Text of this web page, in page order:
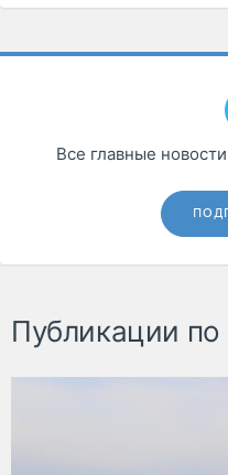
Все главные
Публикации по